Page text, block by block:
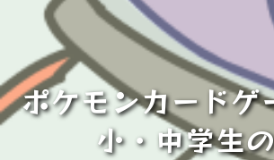
ポケモンカードゲ
小・中学生